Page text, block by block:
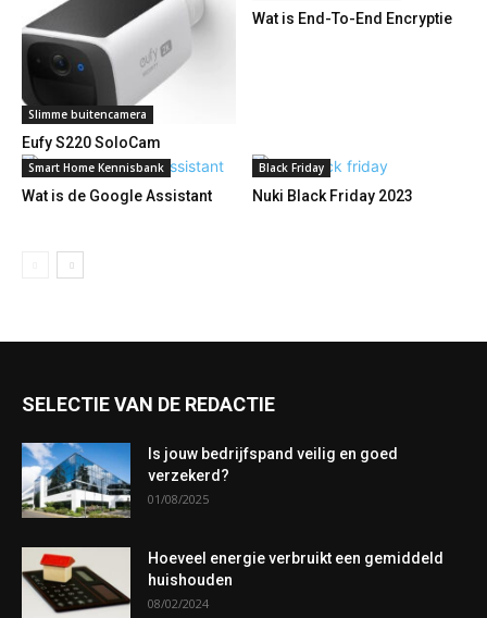
Slimme buitencamera
Eufy S220 SoloCam
Wat is End-To-End Encryptie
Smart Home Kennisbank
Wat is de Google Assistant
Black Friday
Nuki Black Friday 2023
SELECTIE VAN DE REDACTIE
Is jouw bedrijfspand veilig en goed
verzekerd?
01/08/2025
Hoeveel energie verbruikt een gemiddeld
huishouden
08/02/2024